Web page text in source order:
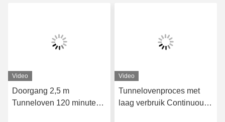
Video
Doorgang 2,5 m
Tunneloven 120 minuten
Video
Tunnelovenproces met
laag verbruik Continuous